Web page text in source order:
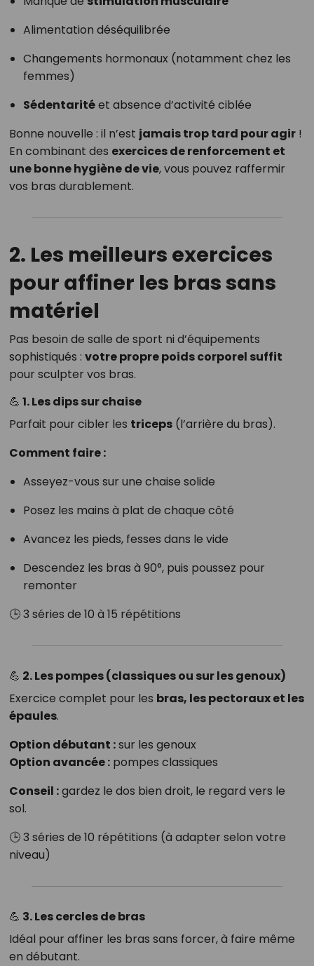
Alimentation déséquilibrée
Changements hormonaux (notamment chez les
femmes)
Sédentaritéet absence d’activité ciblée
Bonne nouvelle : il n’est jamais trop tard pour agir!
En combinant des exercices de renforcement et
une bonne hygiène de vie, vous pouvez raffermir
vos bras durablement.
2. Les meilleurs exercices
pour affiner les bras sans
matériel
Pas besoin de salle de sport ni d’équipements
sophistiqués : votre propre poids corporel suffit
pour sculpter vos bras.
💪 1. Les dips sur chaise
Parfait pour cibler les triceps(l’arrière du bras).
Comment faire :
Asseyez-vous sur une chaise solide
Posez les mains à plat de chaque côté
Avancez les pieds, fesses dans le vide
Descendez les bras à 90°, puis poussez pour
remonter
🕒 3 séries de 10 à 15 répétitions
💪 2. Les pompes (classiques ou sur les genoux)
Exercice complet pour les bras, les pectoraux et les
épaules.
Option débutant :sur les genoux
Option avancée :pompes classiques
Conseil :gardez le dos bien droit, le regard vers le
sol.
🕒 3 séries de 10 répétitions (à adapter selon votre
niveau)
💪 3. Les cercles de bras
Idéal pour affiner les bras sans forcer, à faire même
en débutant.